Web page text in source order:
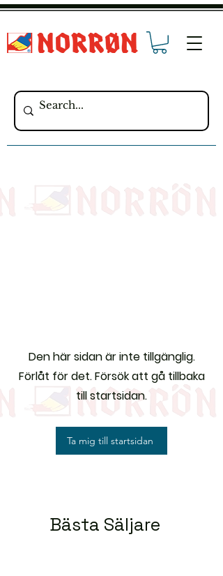
Den här sidan är inte tillgänglig.
Förlåt för det. Försök att gå tillbaka
till startsidan.
Ta mig till startsidan
Bästa Säljare